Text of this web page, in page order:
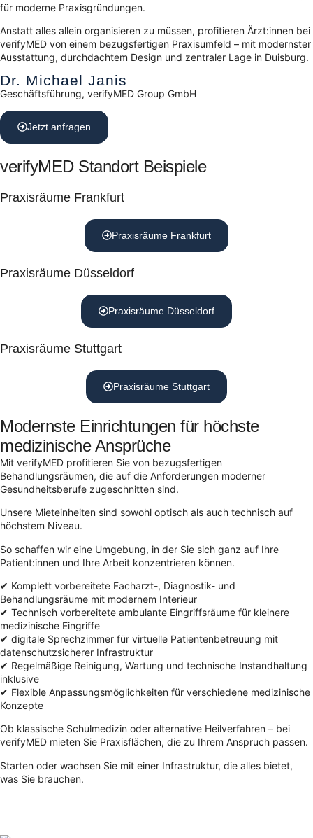
für moderne Praxisgründungen.
Anstatt alles allein organisieren zu müssen, profitieren Ärzt:innen bei
verifyMED von einem bezugsfertigen Praxisumfeld – mit modernster
Ausstattung, durchdachtem Design und zentraler Lage in Duisburg.
Dr. Michael Janis
Geschäftsführung, verifyMED Group GmbH
Jetzt anfragen
verifyMED Standort Beispiele
Praxisräume Frankfurt
Praxisräume Frankfurt
Praxisräume Düsseldorf
Praxisräume Düsseldorf
Praxisräume Stuttgart
Praxisräume Stuttgart
Modernste Einrichtungen für höchste
medizinische Ansprüche
Mit verifyMED profitieren Sie von bezugsfertigen
Behandlungsräumen, die auf die Anforderungen moderner
Gesundheitsberufe zugeschnitten sind.
Unsere Mieteinheiten sind sowohl optisch als auch technisch auf
höchstem Niveau.
So schaffen wir eine Umgebung, in der Sie sich ganz auf Ihre
Patient:innen und Ihre Arbeit konzentrieren können.
✔ Komplett vorbereitete Facharzt-, Diagnostik- und
Behandlungsräume mit modernem Interieur
✔ Technisch vorbereitete ambulante Eingriffsräume für kleinere
medizinische Eingriffe
✔ digitale Sprechzimmer für virtuelle Patientenbetreuung mit
datenschutzsicherer Infrastruktur
✔ Regelmäßige Reinigung, Wartung und technische Instandhaltung
inklusive
✔ Flexible Anpassungsmöglichkeiten für verschiedene medizinische
Konzepte
Ob klassische Schulmedizin oder alternative Heilverfahren – bei
verifyMED mieten Sie Praxisflächen, die zu Ihrem Anspruch passen.
Starten oder wachsen Sie mit einer Infrastruktur, die alles bietet,
was Sie brauchen.